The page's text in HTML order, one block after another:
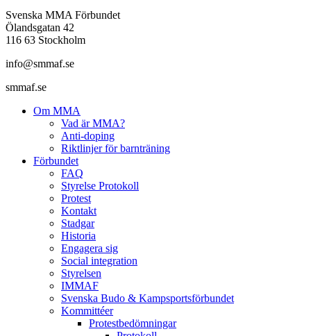
Svenska MMA Förbundet
Ölandsgatan 42
116 63 Stockholm
info@smmaf.se
smmaf.se
Om MMA
Vad är MMA?
Anti-doping
Riktlinjer för barnträning
Förbundet
FAQ
Styrelse Protokoll
Protest
Kontakt
Stadgar
Historia
Engagera sig
Social integration
Styrelsen
IMMAF
Svenska Budo & Kampsportsförbundet
Kommittéer
Protestbedömningar